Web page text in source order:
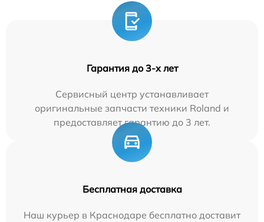
Гарантия до 3-х лет
Сервисный центр устанавливает
оригинальные запчасти техники Roland и
предоставляет гарантию до 3 лет.
Бесплатная доставка
Наш курьер в Краснодаре бесплатно доставит